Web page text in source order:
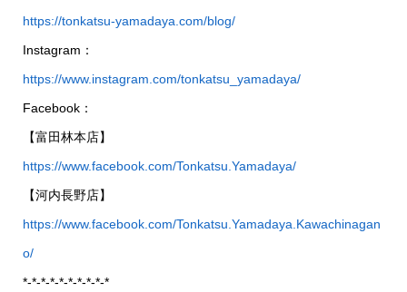
https://tonkatsu-yamadaya.com/blog/
Instagram：
https://www.instagram.com/tonkatsu_yamadaya/
Facebook：
【富田林本店】
https://www.facebook.com/Tonkatsu.Yamadaya/
【河内長野店】
https://www.facebook.com/Tonkatsu.Yamadaya.Kawachinagan
o/
*-*-*-*-*-*-*-*-*-*